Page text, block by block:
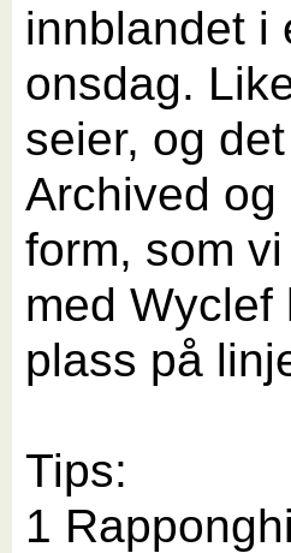
innblandet i
onsdag.
seier, og
Archived
form, som
med Wyclef
plass på
Tips:
1